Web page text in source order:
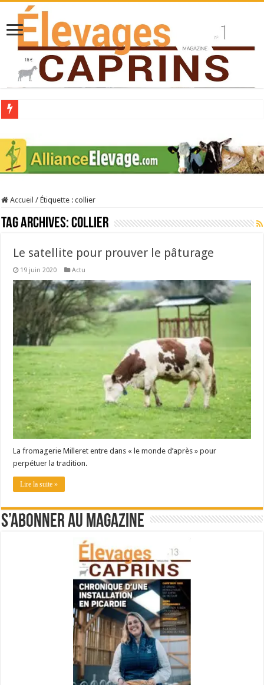
Stress thermique : quelles solutions concrètes pour protéger son troupeau ?
40 ans du Space : une présentation caprine quotidienne
La collecte de lait de chèvre confirme son rebond
Accueil / Étiquette :collier
Tag Archives:collier
Le satellite pour prouver le pâturage
19 juin 2020 Actu
La fromagerie Milleret entre dans « le monde d’après » pour
perpétuer la tradition.
Lire la suite »
S’abonner au magazine